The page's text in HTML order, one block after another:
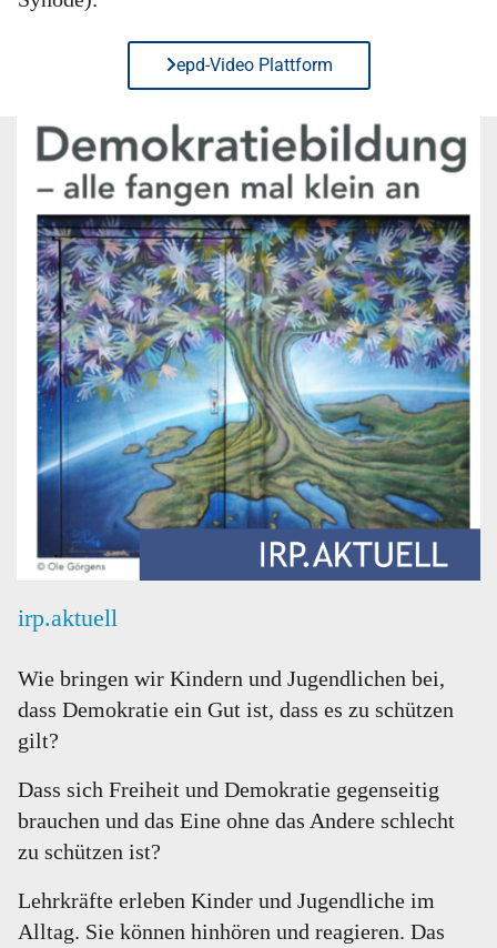
epd-Video Plattform
irp.aktuell
Wie bringen wir Kindern und Jugendlichen bei,
dass Demokratie ein Gut ist, dass es zu schützen
gilt?
Dass sich Freiheit und Demokratie gegenseitig
brauchen und das Eine ohne das Andere schlecht
zu schützen ist?
Lehrkräfte erleben Kinder und Jugendliche im
Alltag. Sie können hinhören und reagieren. Das